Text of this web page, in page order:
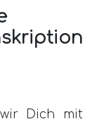
Dich mit